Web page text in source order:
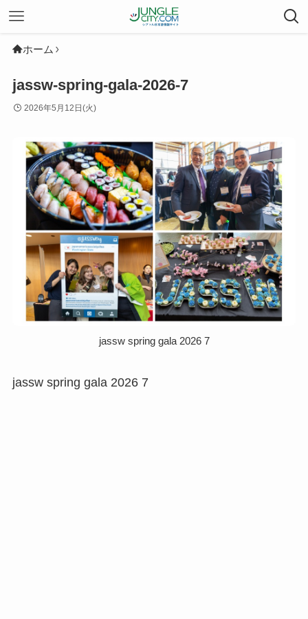
ホーム
jassw-spring-gala-2026-7
2026年5月12日(火)
jassw spring gala 2026 7
jassw spring gala 2026 7